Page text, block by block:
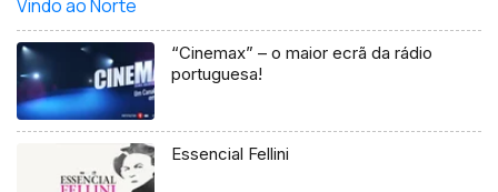
“Cinemax” – o maior ecrã da rádio
portuguesa!
Essencial Fellini